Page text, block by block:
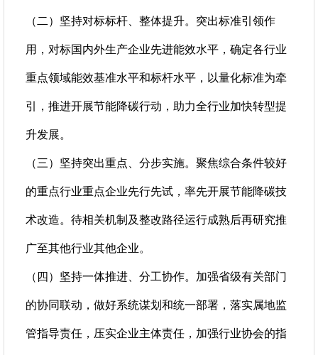
（二）坚持对标标杆、整体提升。突出标准引领作
用，对标国内外生产企业先进能效水平，确定各行业
重点领域能效基准水平和标杆水平，以量化标准为牵
引，推进开展节能降碳行动，助力全行业加快转型提
升发展。
（三）坚持突出重点、分步实施。聚焦综合条件较好
的重点行业重点企业先行先试，率先开展节能降碳技
术改造。待相关机制及整改路径运行成熟后再研究推
广至其他行业其他企业。
（四）坚持一体推进、分工协作。加强省级有关部门
的协同联动，做好系统谋划和统一部署，落实属地监
管指导责任，压实企业主体责任，加强行业协会的指